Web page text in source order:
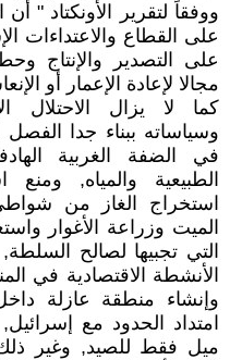
ووفقاً لتقرير الأونكتاد "
على القطاع والاعتداءات
على التصدير والإنتاج
مجالا لإعادة الإعمار أو
كما لا يزال الاحتلال
وسياساته ببناء جدا
في الضفة الغربية
الطبيعية والمياه,
استخراج الغاز من
الميت وزراعة الأغوار
التي تجبيها لصالح
الأنشطة الاقتصادية في
وإنشاء منطقة عازلة
ميل فقط للصيد, وغير